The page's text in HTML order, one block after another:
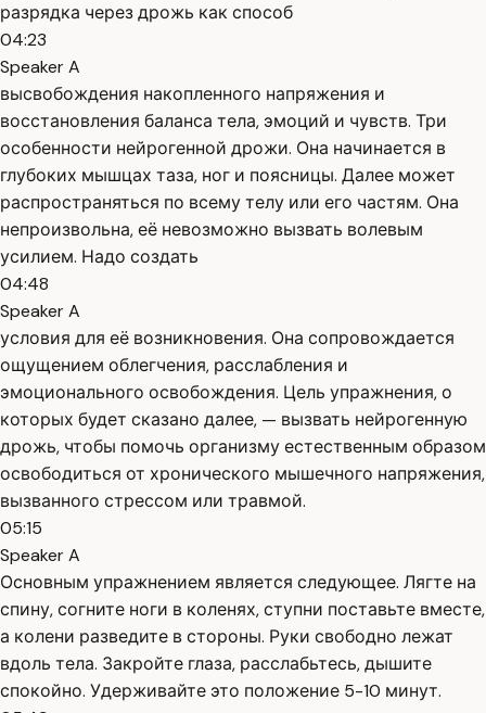
разрядка через дрожь как способ
04:23
Speaker A
высвобождения накопленного напряжения и
восстановления баланса тела, эмоций и чувств. Три
особенности нейрогенной дрожи. Она начинается в
глубоких мышцах таза, ног и поясницы. Далее может
распространяться по всему телу или его частям. Она
непроизвольна, её невозможно вызвать волевым
усилием. Надо создать
04:48
Speaker A
условия для её возникновения. Она сопровождается
ощущением облегчения, расслабления и
эмоционального освобождения. Цель упражнения, о
которых будет сказано далее, — вызвать нейрогенную
дрожь, чтобы помочь организму естественным образом
освободиться от хронического мышечного напряжения,
вызванного стрессом или травмой.
05:15
Speaker A
Основным упражнением является следующее. Лягте на
спину, согните ноги в коленях, ступни поставьте вместе,
а колени разведите в стороны. Руки свободно лежат
вдоль тела. Закройте глаза, расслабьтесь, дышите
спокойно. Удерживайте это положение 5-10 минут.